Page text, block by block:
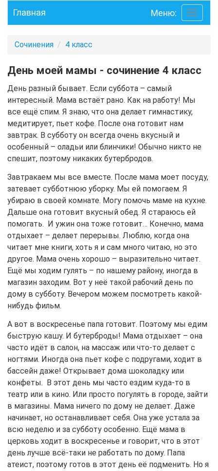
Toggle
Главная Меню:
Сочинения 4 класс
День моей мамы - сочинение 4 класс
День разный бывает. Если суббота – самый
интересный. Мама встаёт рано. Как на работу! Мы
все ещё спим. Я знаю, что она делает гимнастику,
медитирует, пьет кофе. После она готовит нам
завтрак. В субботу он всегда очень вкусный и
особенный – оладьи или блинчики! Обычно никто не
спешит, поэтому никаких бутербродов.
Завтракаем мы все вместе. После мама моет посуду,
затевает субботнюю уборку. Мы ей помогаем. Я
убираю в своей комнате. Могу помочь маме на кухне.
Дальше она готовит вкусный обед. Я стараюсь ей
помогать. И ужин она тоже готовит… Конечно, мама
отдыхает – делает перерывы. Люблю, когда она
читает мне книги, хоть я и сам много читаю, но это
другое. Мама очень хорошо – выразительно читает.
Ещё мы ходим гулять – по нашему району, иногда в
магазин заходим. Вот у неё такой рабочий день по
дому в субботу. Вечером можем посмотреть какой-
нибудь фильм.
А вот в воскресенье папа готовит. Поэтому мы едим
быструю кашу. И бутерброды! Мама отдыхает – она
часто идёт в салон, на массаж или что-то делает с
ногтями. Иногда она пьет кофе с подругами, ходит в
бассейн даже! Открывает дома шоколадку или
конфеты. В этот день мы часто ездим куда-то в
театр или в кино. Или просто погулять в городе, зайти
в магазины. Мама ничего по дому не делает. Даже
начинает, но останавливает себя. Она уже устала за
всю неделю и за субботу особенно. Ещё мама в
церковь ходит в воскресенье и говорит, что в этот
день лучше всё-таки не работать по дому. Папа
атеист, поэтому готов в этот день её подменить. Но я